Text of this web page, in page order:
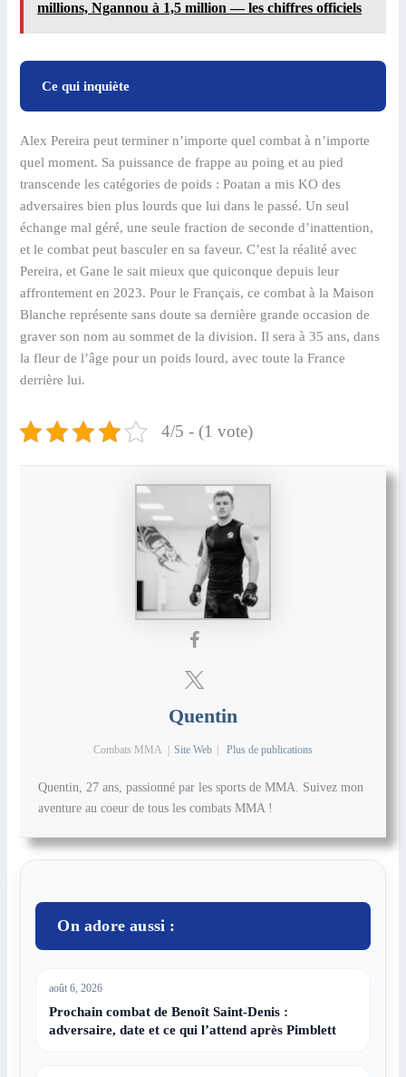
millions, Ngannou à 1,5 million — les chiffres officiels
Ce qui inquiète
Alex Pereira peut terminer n’importe quel combat à n’importe
quel moment. Sa puissance de frappe au poing et au pied
transcende les catégories de poids : Poatan a mis KO des
adversaires bien plus lourds que lui dans le passé. Un seul
échange mal géré, une seule fraction de seconde d’inattention,
et le combat peut basculer en sa faveur. C’est la réalité avec
Pereira, et Gane le sait mieux que quiconque depuis leur
affrontement en 2023. Pour le Français, ce combat à la Maison
Blanche représente sans doute sa dernière grande occasion de
graver son nom au sommet de la division. Il sera à 35 ans, dans
la fleur de l’âge pour un poids lourd, avec toute la France
derrière lui.
4/5 - (1 vote)
Quentin
Combats MMA Site Web Plus de publications
Quentin, 27 ans, passionné par les sports de MMA. Suivez mon
aventure au coeur de tous les combats MMA !
On adore aussi :
août 6, 2026
Prochain combat de Benoît Saint-Denis :
adversaire, date et ce qui l’attend après Pimblett